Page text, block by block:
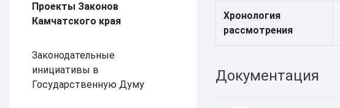
Проекты Законов
Камчатского края
Законодательные
инициативы в
Государственную Думу
Хронология
рассмотрения
Документация